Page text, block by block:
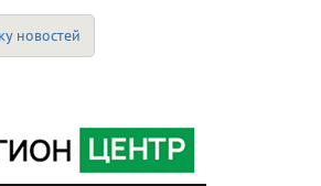
новостей